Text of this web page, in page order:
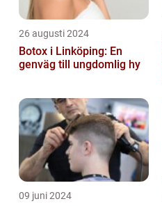
26 augusti 2024
Botox i Linköping: En
genväg till ungdomlig hy
09 juni 2024